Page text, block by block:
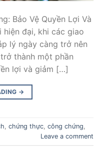
Bảo Vệ Quyền Lợi Và
hiện đại, khi các giao
lý ngày càng trở nên
thành một phần
lợi và giảm […]
→
chứng thực công chứng
Leave a comment